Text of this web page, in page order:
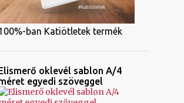
ban Katiötletek termék
oklevél sablon A/4
egyedi szöveggel